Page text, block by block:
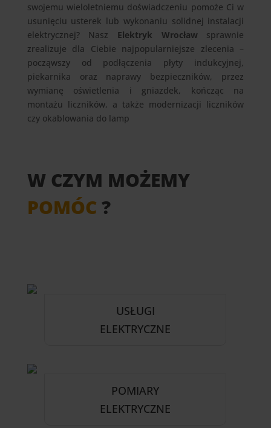
swojemu wieloletniemu doświadczeniu pomoże Ci w
usunięciu usterek lub wykonaniu solidnej instalacji
elektrycznej? Nasz Elektryk Wrocławsprawnie
zrealizuje dla Ciebie najpopularniejsze zlecenia –
począwszy od podłączenia płyty indukcyjnej,
piekarnika oraz naprawy bezpieczników, przez
wymianę oświetlenia i gniazdek, kończąc na
montażu liczników, a także modernizacji liczników
czy okablowania do lamp
W CZYM MOŻEMY
POMÓC ?
USŁUGI
ELEKTRYCZNE
POMIARY
ELEKTRYCZNE